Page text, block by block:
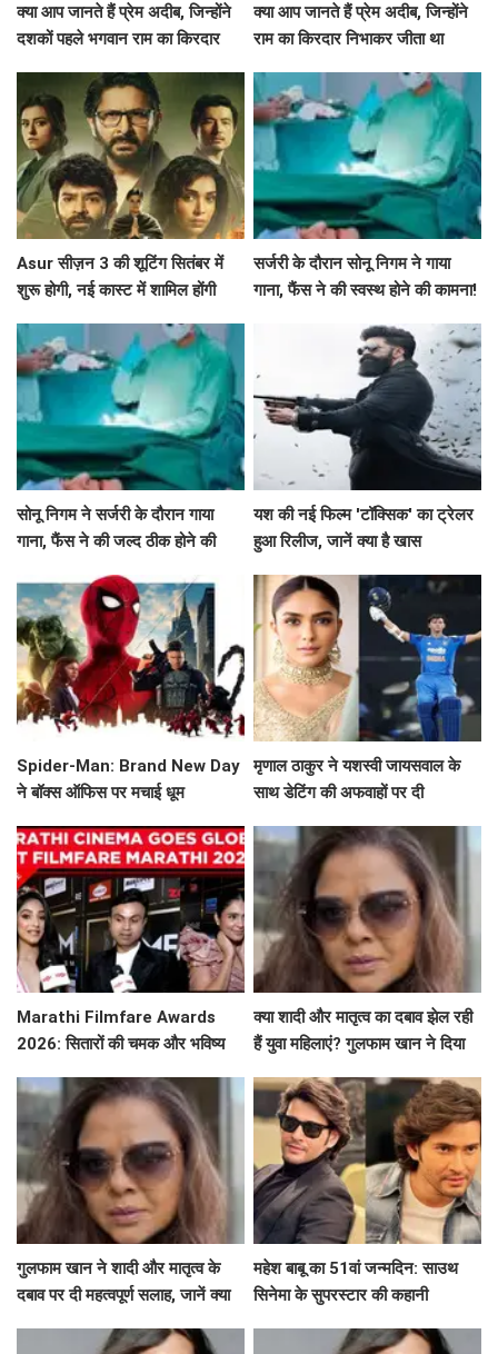
क्या आप जानते हैं प्रेम अदीब, जिन्होंने
दशकों पहले भगवान राम का किरदार
क्या आप जानते हैं प्रेम अदीब, जिन्होंने
राम का किरदार निभाकर जीता था
Asur सीज़न 3 की शूटिंग सितंबर में
शुरू होगी, नई कास्ट में शामिल होंगी
सर्जरी के दौरान सोनू निगम ने गाया
गाना, फैंस ने की स्वस्थ होने की कामना!
सोनू निगम ने सर्जरी के दौरान गाया
गाना, फैंस ने की जल्द ठीक होने की
यश की नई फिल्म 'टॉक्सिक' का ट्रेलर
हुआ रिलीज, जानें क्या है खास
Spider-Man: Brand New Day
ने बॉक्स ऑफिस पर मचाई धूम
मृणाल ठाकुर ने यशस्वी जायसवाल के
साथ डेटिंग की अफवाहों पर दी
Marathi Filmfare Awards
2026: सितारों की चमक और भविष्य
क्या शादी और मातृत्व का दबाव झेल रही
हैं युवा महिलाएं? गुलफाम खान ने दिया
गुलफाम खान ने शादी और मातृत्व के
दबाव पर दी महत्वपूर्ण सलाह, जानें क्या
महेश बाबू का 51वां जन्मदिन: साउथ
सिनेमा के सुपरस्टार की कहानी